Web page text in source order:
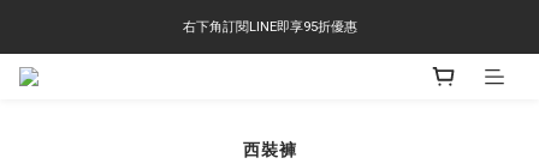
右下角訂閱LINE即享95折優惠
右下角訂閱LINE即享95折優惠
TS-2618 涼感短T 多版型選擇,涼感優惠 單件390 兩件750 三件1000 十件3000
西裝褲